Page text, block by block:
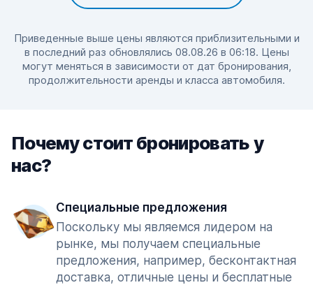
Приведенные выше цены являются приблизительными и
в последний раз обновлялись 08.08.26 в 06:18. Цены
могут меняться в зависимости от дат бронирования,
продолжительности аренды и класса автомобиля.
Почему стоит бронировать у
нас?
Специальные предложения
Поскольку мы являемся лидером на
рынке, мы получаем специальные
предложения, например, бесконтактная
доставка, отличные цены и бесплатные